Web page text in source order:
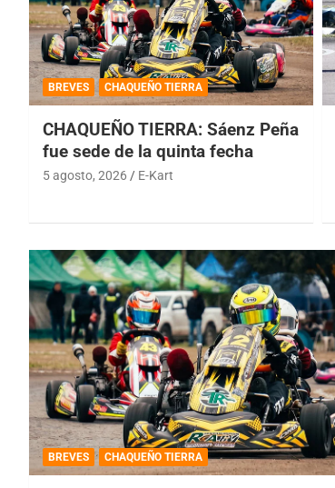
BREVES CHAQUEÑO TIERRA
CHAQUEÑO TIERRA: Sáenz Peña
fue sede de la quinta fecha
5 agosto, 2026 E-Kart
BREVES CHAQUEÑO TIERRA